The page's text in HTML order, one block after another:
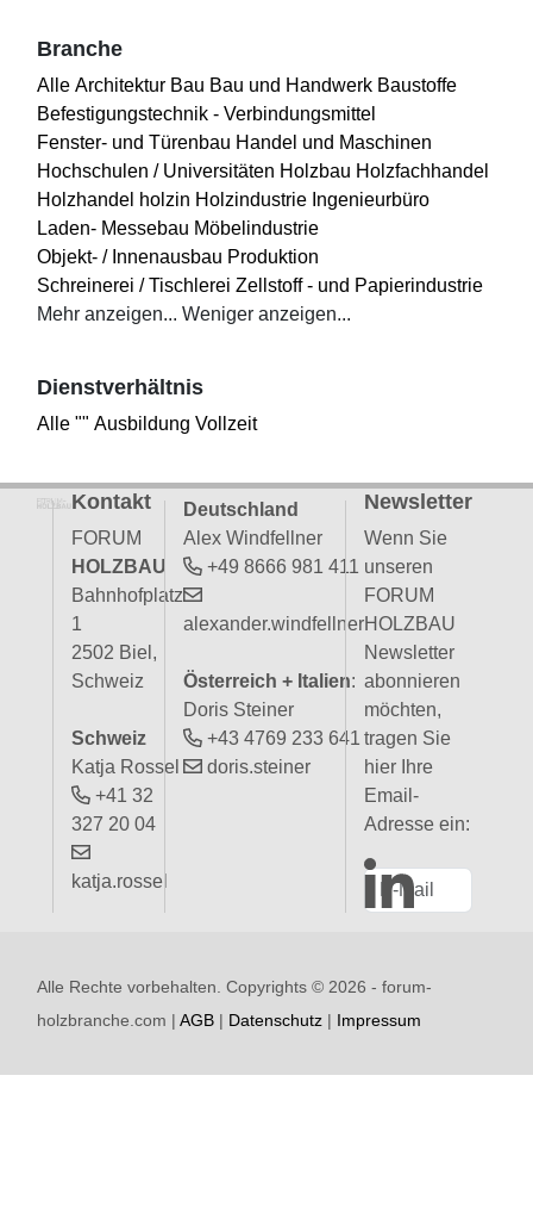
Branche
Alle Architektur Bau Bau und Handwerk Baustoffe
Befestigungstechnik - Verbindungsmittel
Fenster- und Türenbau Handel und Maschinen
Hochschulen / Universitäten Holzbau Holzfachhandel
Holzhandel holzin Holzindustrie Ingenieurbüro
Laden- Messebau Möbelindustrie
Objekt- / Innenausbau Produktion
Schreinerei / Tischlerei Zellstoff - und Papierindustrie
Mehr anzeigen... Weniger anzeigen...
Dienstverhältnis
Alle "" Ausbildung Vollzeit
Kontakt
FORUM
HOLZBAU
Bahnhofplatz
1
2502 Biel,
Schweiz
Schweiz
Katja Rossel
+41 32
327 20 04
katja.rossel
Deutschland
Alex Windfellner
+49 8666 981 411
alexander.windfellner
Österreich + Italien:
Doris Steiner
+43 4769 233 641
doris.steiner
Newsletter
Wenn Sie
unseren
FORUM
HOLZBAU
Newsletter
abonnieren
möchten,
tragen Sie
hier Ihre
Email-
Adresse ein:
Alle Rechte vorbehalten. Copyrights © 2026 - forum-
holzbranche.com |AGB | Datenschutz | Impressum